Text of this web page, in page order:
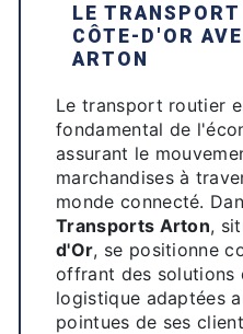
LE
CÔTE-D'OR
ARTON
Le transport routier
fondamental de
assurant le
marchandises à
monde connecté.
Transports Arton,
d'Or, se positionne
offrant des solutions
logistique adaptées
pointues de ses